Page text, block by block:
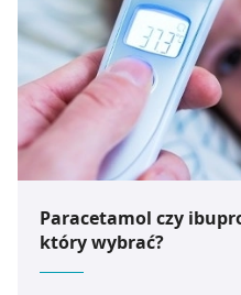
Paracetamol czy
który wybrać?